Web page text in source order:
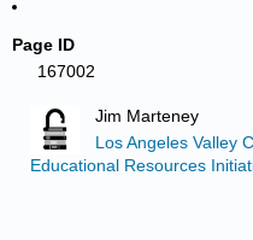
Page ID
167002
Jim Marteney
Los Angeles Valley
Educational Resources